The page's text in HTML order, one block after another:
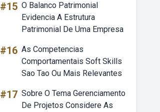
#15 O Balanco Patrimonial
Evidencia A Estrutura
Patrimonial De Uma Empresa
#16 As Competencias
Comportamentais Soft Skills
Sao Tao Ou Mais Relevantes
#17 Sobre O Tema Gerenciamento
De Projetos Considere As